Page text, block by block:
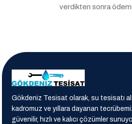
verdikten sonra
Gökdeniz Tesisat olarak, su tesisatı
kadromuz ve yıllara dayanan
güvenilir, hızlı ve kalıcı çözümler